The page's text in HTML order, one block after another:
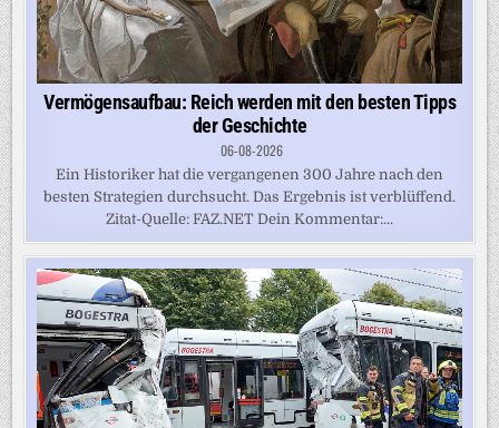
Vermögensaufbau: Reich werden mit den besten Tipps
der Geschichte
06-08-2026
Ein Historiker hat die vergangenen 300 Jahre nach den
besten Strategien durchsucht. Das Ergebnis ist verblüffend.
Zitat-Quelle: FAZ.NET Dein Kommentar:...